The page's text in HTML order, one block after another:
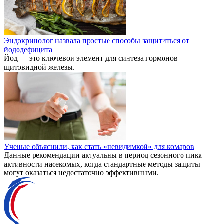
Эндокринолог назвала простые способы защититься от
йододефицита
Йод — это ключевой элемент для синтеза гормонов
щитовидной железы.
Ученые объяснили, как стать «невидимкой» для комаров
Данные рекомендации актуальны в период сезонного пика
активности насекомых, когда стандартные методы защиты
могут оказаться недостаточно эффективными.